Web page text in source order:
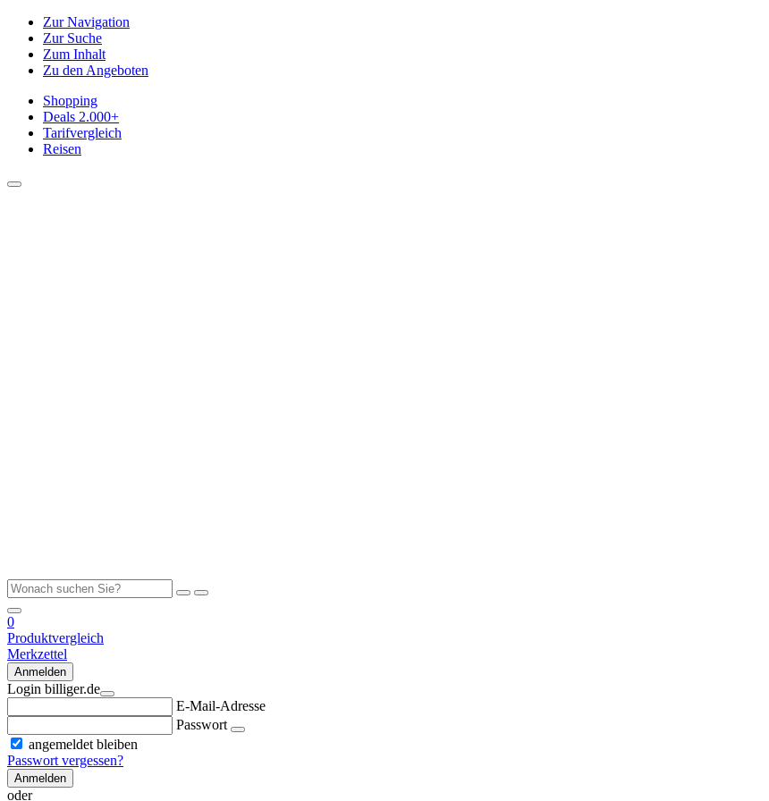
Zur Navigation
Zur Suche
Zum Inhalt
Zu den Angeboten
Shopping
Deals 2.000+
Tarifvergleich
Reisen
0
Produktvergleich
Merkzettel
Anmelden
Login billiger.de
E-Mail-Adresse
Passwort
angemeldet bleiben
Passwort vergessen?
Anmelden
oder